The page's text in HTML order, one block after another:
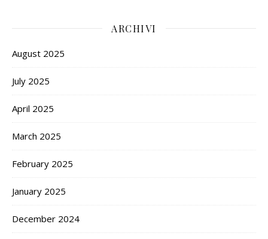
ARCHIVI
August 2025
July 2025
April 2025
March 2025
February 2025
January 2025
December 2024